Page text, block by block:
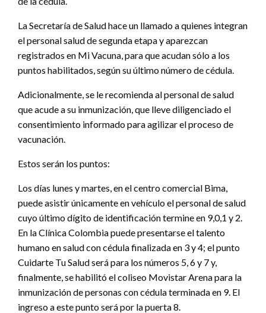
La Secretaría de Salud hace un llamado a quienes integran
el personal salud de segunda etapa y aparezcan
registrados en Mi Vacuna, para que acudan sólo a los
puntos habilitados, según su último número de cédula.
Adicionalmente, se le recomienda al personal de salud
que acude a su inmunización, que lleve diligenciado el
consentimiento informado para agilizar el proceso de
vacunación.
Estos serán los puntos:
Los días lunes y martes, en el centro comercial Bima,
puede asistir únicamente en vehículo el personal de salud
cuyo último dígito de identificación termine en 9,0,1 y 2.
En la Clínica Colombia puede presentarse el talento
humano en salud con cédula finalizada en 3 y 4; el punto
Cuidarte Tu Salud será para los números 5, 6 y 7 y,
finalmente, se habilitó el coliseo Movistar Arena para la
inmunización de personas con cédula terminada en 9. El
ingreso a este punto será por la puerta 8.